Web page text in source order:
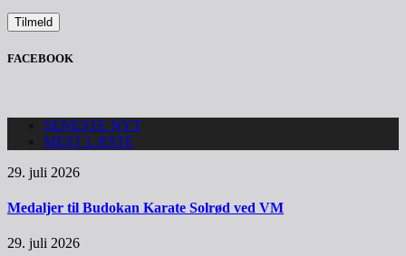
FACEBOOK
SENESTE NYT
MEST LÆSTE
29. juli 2026
Medaljer til Budokan Karate Solrød ved VM
29. juli 2026